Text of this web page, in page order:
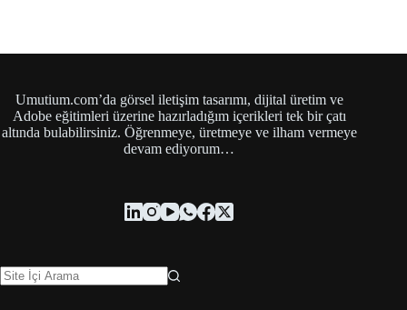
Umutium.com’da görsel iletişim tasarımı, dijital üretim ve
Adobe eğitimleri üzerine hazırladığım içerikleri tek bir çatı
altında bulabilirsiniz. Öğrenmeye, üretmeye ve ilham vermeye
devam ediyorum…